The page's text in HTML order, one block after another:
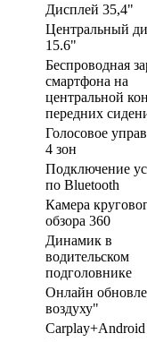
Дисплей 35,4"
Центральный
15.6"
Беспроводная
смартфона на
центральной
передних
Голосовое
4 зон
Подключение
по Bluetooth
Камера
обзора 360
Динамик в
водительском
подголовнике
Онлайн
воздуху"